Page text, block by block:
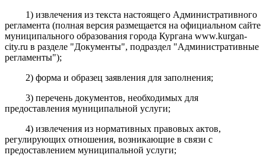
1) извлечения из текста настоящего Административного
регламента (полная версия размещается на официальном сайте
муниципального образования города Кургана www.kurgan-
city.ru в разделе "Документы", подраздел "Административные
регламенты");
2) форма и образец заявления для заполнения;
3) перечень документов, необходимых для
предоставления муниципальной услуги;
4) извлечения из нормативных правовых актов,
регулирующих отношения, возникающие в связи с
предоставлением муниципальной услуги;